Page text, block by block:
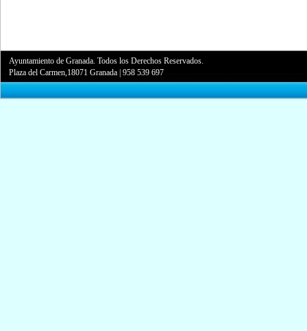
Ayuntamiento de Granada. Todos los Derechos Reservados.
Plaza del Carmen,18071 Granada |958 539 697